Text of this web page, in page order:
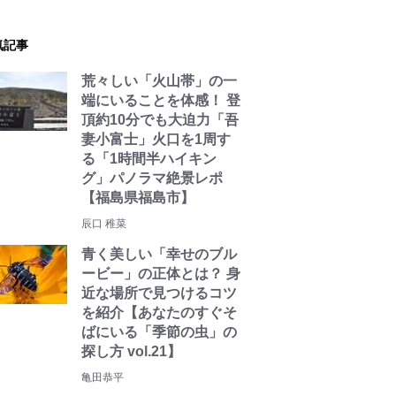
記事
荒々しい「火山帯」の一
端にいることを体感！ 登
頂約10分でも大迫力「吾
妻小富士」火口を1周す
る「1時間半ハイキン
グ」パノラマ絶景レポ
【福島県福島市】
辰口 稚菜
青く美しい「幸せのブル
ービー」の正体とは？ 身
近な場所で見つけるコツ
を紹介【あなたのすぐそ
ばにいる「季節の虫」の
探し方 vol.21】
亀田恭平